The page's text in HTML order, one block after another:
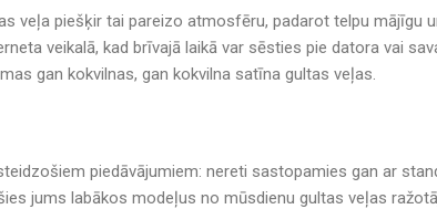
veļa piešķir tai pareizo atmosfēru, padarot telpu
veikalā, kad brīvajā laikā var sēsties pie datora vai
gan kokvilnas, gan kokvilna satīna gultas veļas.
piedāvājumiem: nereti sastopamies gan ar
jums labākos modeļus no mūsdienu gultas veļas